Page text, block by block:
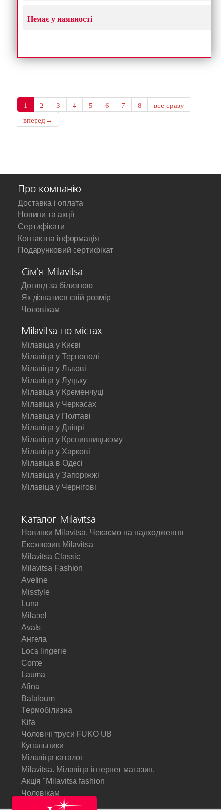
Немає у наявності
1 2 3 4 5 6 7 8
все сразу
вперед→
Про компанію
Доставка і оплата
Новини та акції
Сертифікати
Контактна інформація
Подарунковий сертифікат
Сім'я Milavitsa
Догляд за білизною
Як дізнатися свій розмір
Чоловікам
Milavitsa по містах:
Мілавіца у Києві
Мілавіца у Тернополі
Мілавіца у Львові
Мілавіца у Луцьку
Мілавіца у Кременчуці
Мілавіца у Черкасах
Мілавіца у Полтаві
Мілавіца у Дніпрі
Мілавіца у Кропивницькому
Мілавіца у Харкові
Мілавіца в Одесі
Мілавіца у Запоріжжі
Мілавіца у Чернігові
Каталог Milavitsa
Новинки Milavitsa. Чекаємо на надходження
Ексклюзив Milavitsa
Milavitsa Classic
Milavitsa Fashion
Aveline
Misstyle
Luna
Milabel
Avals
Ангела
Loca lingerie
Conte
Lauma
Afina
Balaloum
Термобілизна
Kifa
Чоловічі труси FUKO UB
Купальники
Мілавіца каталог
Milavitsa. Мілавіца інтернет магазин.
Акція "Milavitsa fashion
Чоловікам